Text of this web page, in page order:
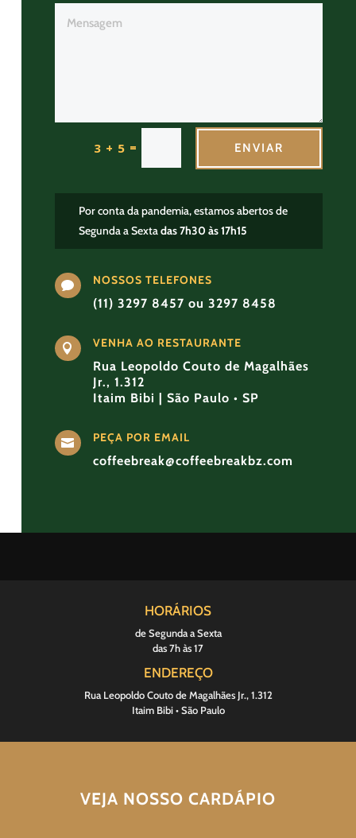
3 + 5 = ENVIAR
Por conta da pandemia, estamos abertos de
Segunda a Sextadas 7h30 às 17h15
 NOSSOS TELEFONES
(11) 3297 8457 ou 3297 8458
 VENHA AO RESTAURANTE
Rua Leopoldo Couto de Magalhães
Jr., 1.312
Itaim Bibi | São Paulo • SP
 PEÇA POR EMAIL
coffeebreak@coffeebreakbz.com
HORÁRIOS
de Segunda a Sexta
das 7h às 17
ENDEREÇO
Rua Leopoldo Couto de Magalhães Jr., 1.312
Itaim Bibi • São Paulo
VEJA NOSSO CARDÁPIO